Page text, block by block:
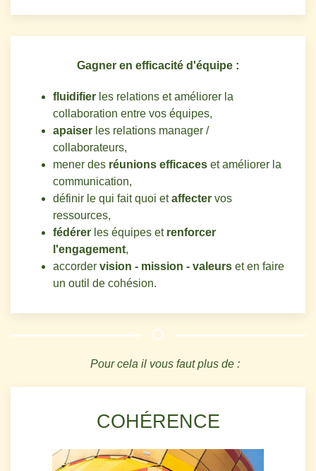
Gagner en efficacité d'équipe :
fluidifier les relations et améliorer la
collaboration entre vos équipes,
apaiser les relations manager /
collaborateurs,
mener des réunions efficaces et améliorer la
communication,
définir le qui fait quoi etaffecter vos
ressources,
fédérer les équipes etrenforcer
l'engagement,
accorder vision - mission - valeurs et en faire
un outil de cohésion.
Pour cela il vous faut plus de :
COHÉRENCE